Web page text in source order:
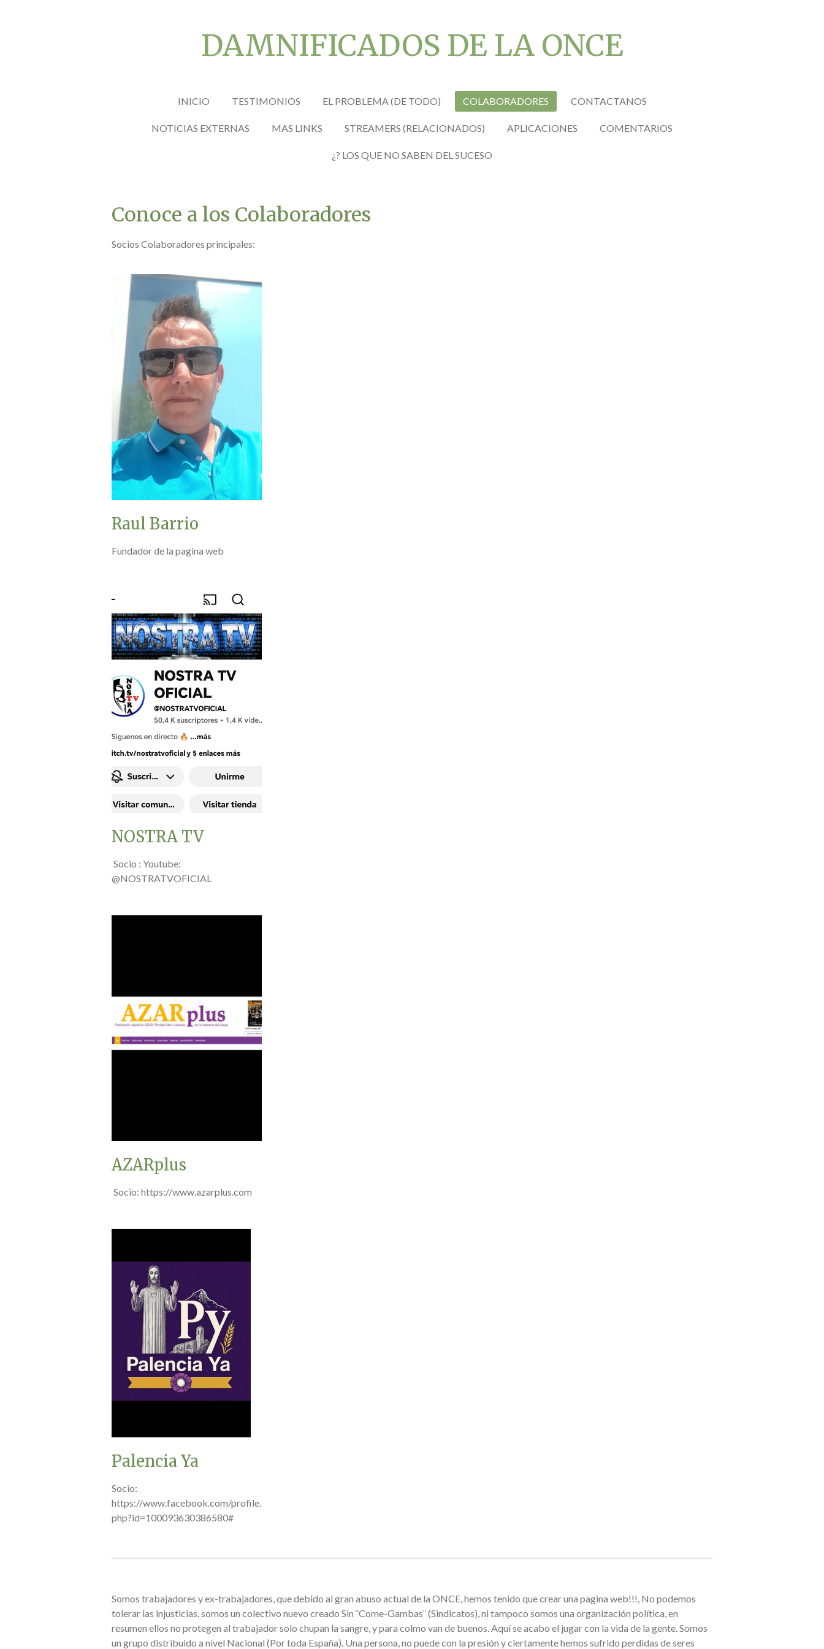
DAMNIFICADOS DE LA ONCE
INICIO TESTIMONIOS EL PROBLEMA (DE TODO) COLABORADORES CONTACTANOS
NOTICIAS EXTERNAS MAS LINKS STREAMERS (RELACIONADOS) APLICACIONES COMENTARIOS
¿? LOS QUE NO SABEN DEL SUCESO
Conoce a los Colaboradores
Socios Colaboradores principales:
Raul Barrio
Fundador de la pagina web
NOSTRA TV
Socio : Youtube:
@NOSTRATVOFICIAL
AZARplus
Socio: https://www.azarplus.com
Palencia Ya
Socio:
https://www.facebook.com/profile.
php?id=100093630386580#
Somos trabajadores y ex-trabajadores, que debido al gran abuso actual de la ONCE, hemos tenido que crear una pagina web!!!, No podemos
tolerar las injusticias, somos un colectivo nuevo creado Sin ¨Come-Gambas¨ (Sindicatos), ni tampoco somos una organización política, en
resumen ellos no protegen al trabajador solo chupan la sangre, y para colmo van de buenos. Aquí se acabo el jugar con la vida de la gente. Somos
un grupo distribuido a nivel Nacional (Por toda España). Una persona, no puede con la presión y ciertamente hemos sufrido perdidas de seres